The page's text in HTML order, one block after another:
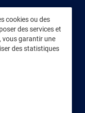
cookies ou des
des services et
vous garantir une
des statistiques